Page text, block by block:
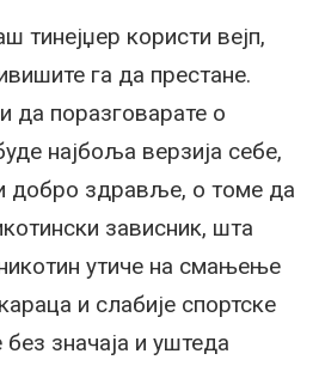
тинејџер користи вејп,
га да престане.
да поразговарате о
најбоља верзија себе,
добро здравље, о томе да
зависник, шта
утиче на смањење
и слабије спортске
значаја и уштеда